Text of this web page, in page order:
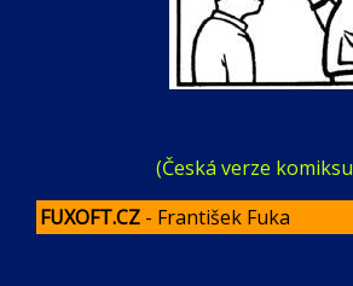
(Česká verze komiksu
FUXOFT.CZ- František Fuka